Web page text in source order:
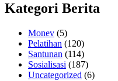
Kategori Berita
Monev (5)
Pelatihan (120)
Santunan (114)
Sosialisasi (187)
Uncategorized (6)